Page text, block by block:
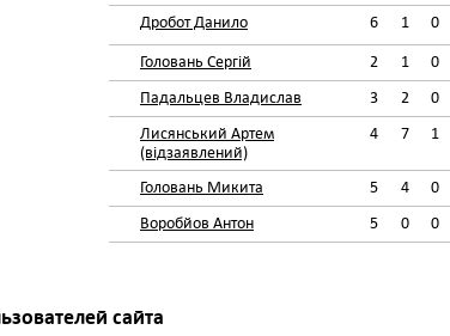
Дробот Данило
6 1 0
Головань Сергій 2 1 0
Падальцев Владислав
3 2 0
Лисянський Артем
(відзаявлений)
4 7 1
Головань Микита 5 4 0
Воробйов Антон
5 0 0
сайта